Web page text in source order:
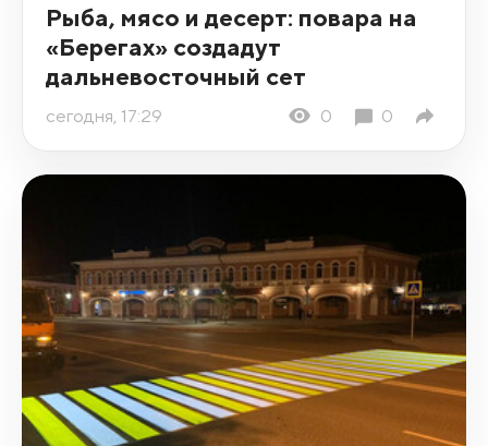
Рыба, мясо и десерт: повара на
«Берегах» создадут
дальневосточный сет
сегодня, 17:29 0 0